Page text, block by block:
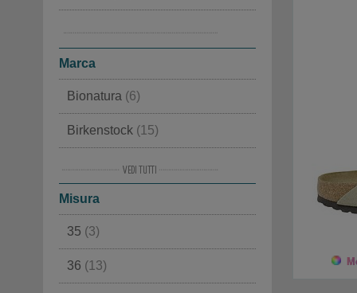
Ciabatte ortopediche
Marca
Bionatura (6)
Birkenstock (15)
Giesswein(3)
Haflinger
Haunold
Loewenweiss
Misura
35 (3)
36 (13)